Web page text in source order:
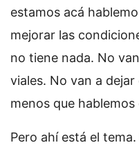
estamos acá
mejorar las
no tiene nada. No
viales. No van a
menos que hablemos
Pero ahí está el